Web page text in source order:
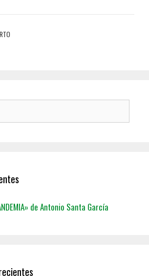
de Antonio Santa García